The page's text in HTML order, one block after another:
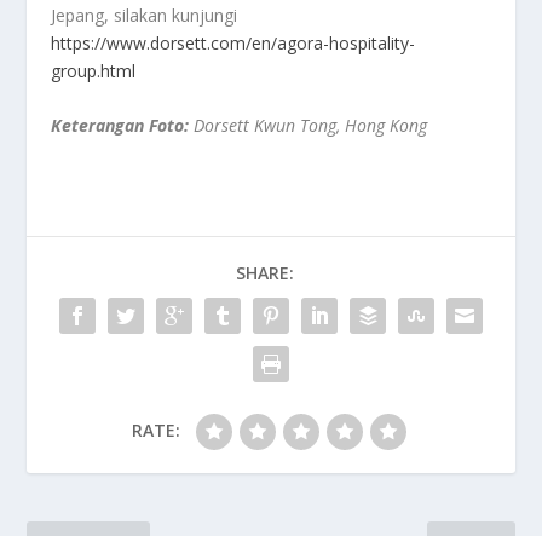
Jepang, silakan kunjungi
https://www.dorsett.com/en/agora-hospitality-
group.html
Keterangan Foto:Dorsett Kwun Tong, Hong Kong
SHARE:
RATE: